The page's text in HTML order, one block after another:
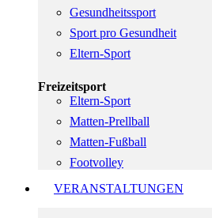
Gesundheitssport
Sport pro Gesundheit
Eltern-Sport
Freizeitsport
Eltern-Sport
Matten-Prellball
Matten-Fußball
Footvolley
VERANSTALTUNGEN